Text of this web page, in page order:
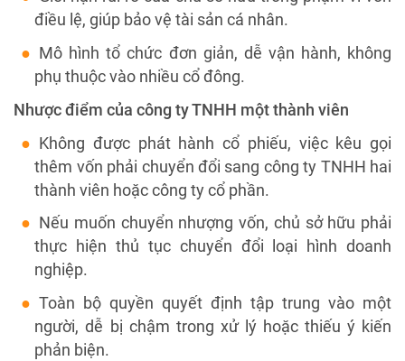
điều lệ, giúp bảo vệ tài sản cá nhân.
Mô hình tổ chức đơn giản, dễ vận hành, không
phụ thuộc vào nhiều cổ đông.
Nhược điểm của công ty TNHH một thành viên
Không được phát hành cổ phiếu, việc kêu gọi
thêm vốn phải chuyển đổi sang công ty TNHH hai
thành viên hoặc công ty cổ phần.
Nếu muốn chuyển nhượng vốn, chủ sở hữu phải
thực hiện thủ tục chuyển đổi loại hình doanh
nghiệp.
Toàn bộ quyền quyết định tập trung vào một
người, dễ bị chậm trong xử lý hoặc thiếu ý kiến
phản biện.